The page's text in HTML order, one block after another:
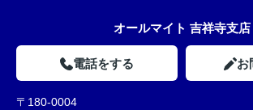
オールマイト 吉祥寺支店
電話をする お
〒180-0004